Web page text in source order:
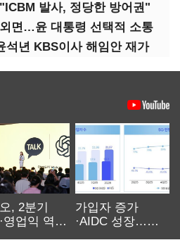
발사, 정당한 방어권"
면…윤 대통령 선택적 소통
석년 KBS이사 해임안 재가
, 2분기
영업익 역대
가입자 증가
·AIDC 성장…